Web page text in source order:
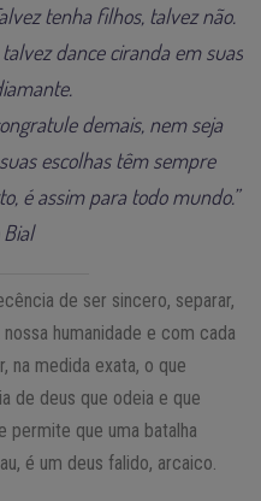
tenha filhos, talvez não.
dance ciranda em suas
demais, nem seja
escolhas têm sempre
é assim para todo mundo.”
de ser sincero, separar,
humanidade e com cada
na medida exata, o que
de deus que odeia e que
permite que uma batalha
é um deus falido, arcaico.